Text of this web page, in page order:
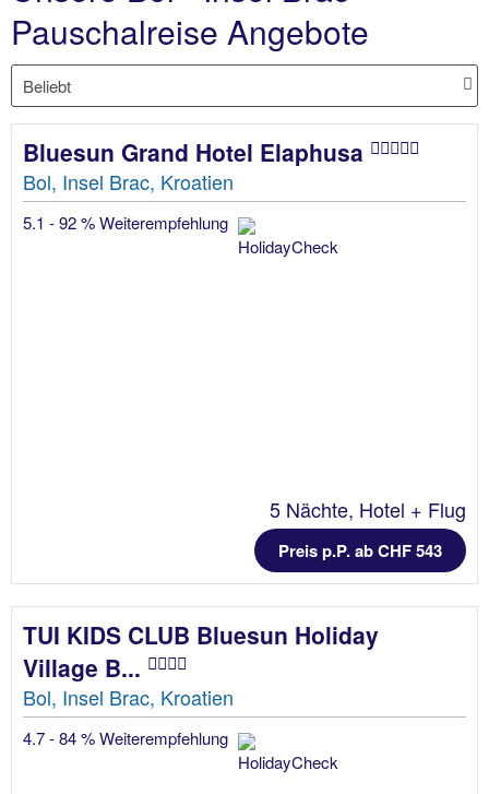
Pauschalreise Angebote
Bluesun Grand Hotel Elaphusa
Bol, Insel Brac, Kroatien
5.1 - 92 % Weiterempfehlung
5 Nächte, Hotel + Flug
Preis p.P. ab CHF 543
TUI KIDS CLUB Bluesun Holiday
Village B...
Bol, Insel Brac, Kroatien
4.7 - 84 % Weiterempfehlung